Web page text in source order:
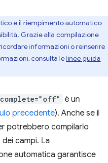
e il riempimento automatico
Grazie alla compilazione
informazioni o reinserire
consulta lelinee guida
è un
precedente). Anche se il
potrebbero compilarlo
campi. La
automatica garantisce